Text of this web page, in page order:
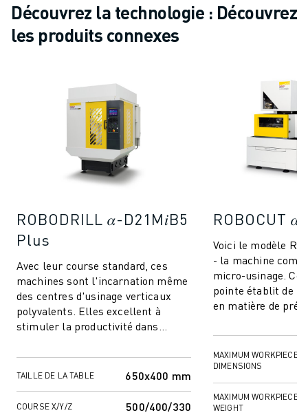
Découvrez la technologie : Découvrez
les produits connexes
ROBODRILL 𝛼-D21M𝑖B5
Plus
Avec leur course standard, ces
machines sont l'incarnation même
des centres d'usinage verticaux
polyvalents. Elles excellent à
stimuler la productivité dans
perçag...
TAILLE DE LA TABLE 650x400 mm
COURSE X/Y/Z 500/400/330
ROBOCUT
Voici le modèle
- la machine
micro-usinage.
pointe établit de
en matière de
...
MAXIMUM WORKPIECE
DIMENSIONS
MAXIMUM WORKPIECE
WEIGHT